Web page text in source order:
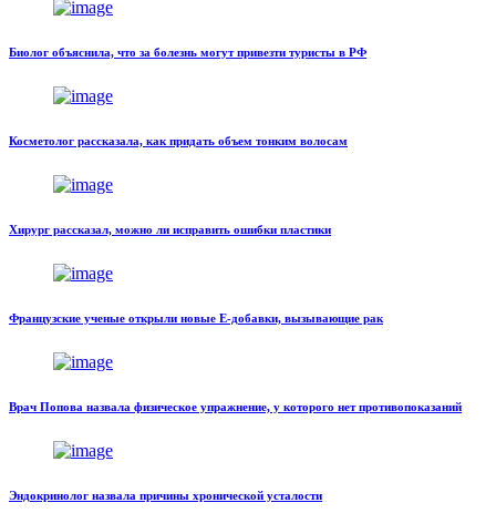
Биолог объяснила, что за болезнь могут привезти туристы в РФ
Косметолог рассказала, как придать объем тонким волосам
Хирург рассказал, можно ли исправить ошибки пластики
Французские ученые открыли новые Е-добавки, вызывающие рак
Врач Попова назвала физическое упражнение, у которого нет противопоказаний
Эндокринолог назвала причины хронической усталости